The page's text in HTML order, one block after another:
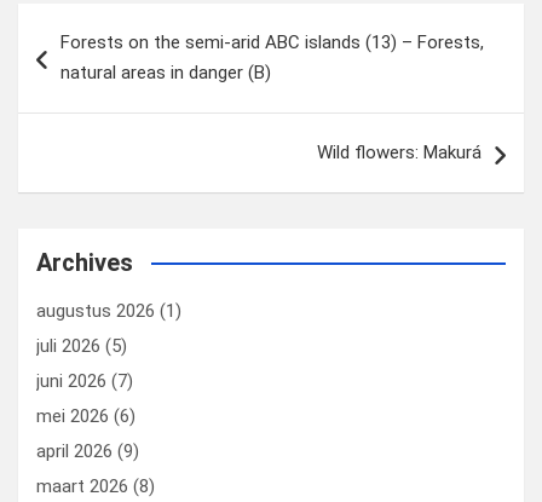
navigatie
Forests on the semi-arid ABC islands (13) – Forests,
natural areas in danger (B)
Wild flowers: Makurá
Archives
augustus 2026 (1)
juli 2026 (5)
juni 2026 (7)
mei 2026 (6)
april 2026 (9)
maart 2026 (8)